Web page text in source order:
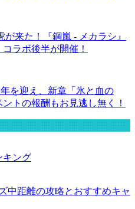
来た！『鋼嵐 - メカラシ』
ラボ後半が開催！
を迎え、新章「氷と血の
トの報酬もお見逃し無く！
キング
中距離の攻略とおすすめキャ